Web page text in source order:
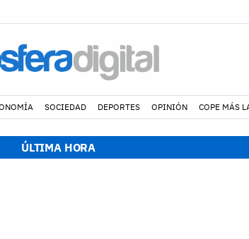
SOCIEDAD DEPORTES OPINIÓN COPE MÁS
ÚLTIMA HORA